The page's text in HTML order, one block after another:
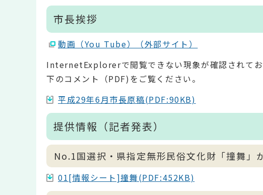
市長挨拶
動画（You Tube）（外部サイト）
InternetExplorerで閲覧できない現象が確認されて
下のコメント（PDF)をご覧ください。
平成29年6月市長原稿(PDF:90KB)
提供情報（記者発表）
No.1国選択・県指定無形民俗文化財「撞舞」
01[情報シート]撞舞(PDF:452KB)